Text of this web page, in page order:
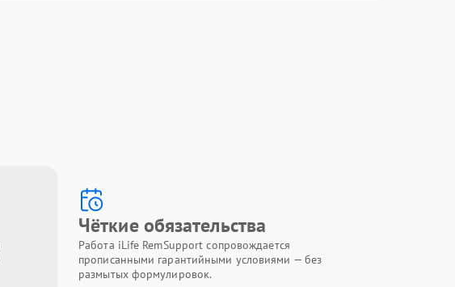
Чёткие обязательства
Работа iLife RemSupport сопровождается
прописанными гарантийными условиями — без
размытых формулировок.